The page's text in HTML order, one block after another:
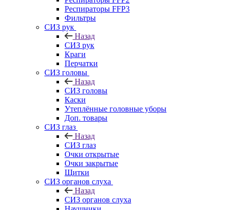
Респираторы FFP3
Фильтры
СИЗ рук
Назад
СИЗ рук
Краги
Перчатки
СИЗ головы
Назад
СИЗ головы
Каски
Утеплённые головные уборы
Доп. товары
СИЗ глаз
Назад
СИЗ глаз
Очки открытые
Очки закрытые
Щитки
СИЗ органов слуха
Назад
СИЗ органов слуха